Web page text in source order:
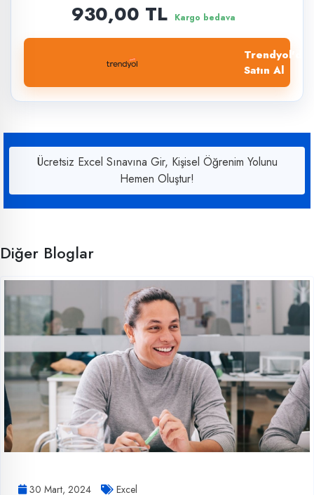
930,00 TL Kargo bedava
Trendyol'dan
Satın Al
Ücretsiz Excel Sınavına Gir, Kişisel Öğrenim Yolunu
Hemen Oluştur!
Diğer Bloglar
30 Mart, 2024 Excel